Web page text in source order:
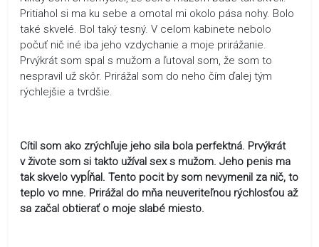
Pritiahol si ma ku sebe a omotal mi okolo pása nohy. Bolo
také skvelé. Bol taký tesný. V celom kabinete nebolo
počuť nič iné iba jeho vzdychanie a moje prirážanie.
Prvýkrát som spal s mužom a ľutoval som, že som to
nespravil už skôr. Prirážal som do neho čím ďalej tým
rýchlejšie a tvrdšie.
Cítil som ako zrýchľuje jeho sila bola perfektná. Prvýkrát
v živote som si takto užíval sex s mužom. Jeho penis ma
tak skvelo vypĺňal. Tento pocit by som nevymenil za nič, to
teplo vo mne. Prirážal do mňa neuveriteľnou rýchlosťou až
sa začal obtierať o moje slabé miesto.